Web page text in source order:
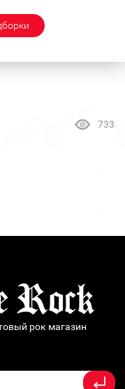
733
рок магазин